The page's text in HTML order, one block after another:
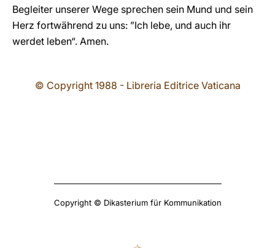
Begleiter unserer Wege sprechen sein Mund und sein
Herz fortwährend zu uns: ”Ich lebe, und auch ihr
werdet leben“. Amen.
© Copyright 1988 - Libreria Editrice Vaticana
Copyright © Dikasterium für Kommunikation